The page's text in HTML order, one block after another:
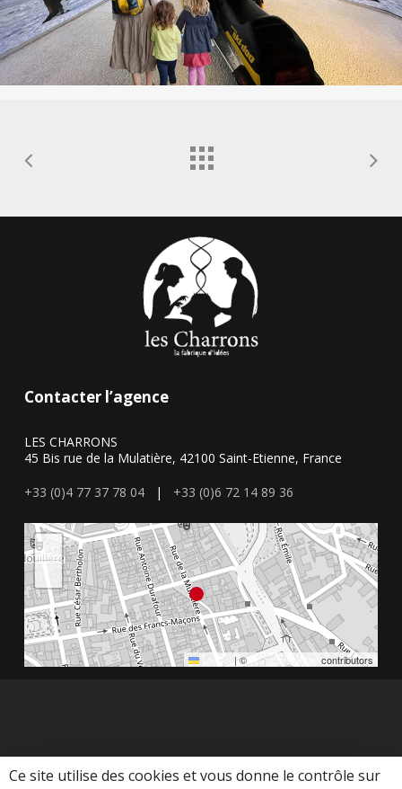
Ce site utilise des cookies et vous donne le contrôle sur
Contacter l’agence
LES CHARRONS
45 Bis rue de la Mulatière, 42100 Saint-Etienne, France
+33 (0)4 77 37 78 04| +33 (0)6 72 14 89 36
+
Leaflet |©OpenStreetMap contributors